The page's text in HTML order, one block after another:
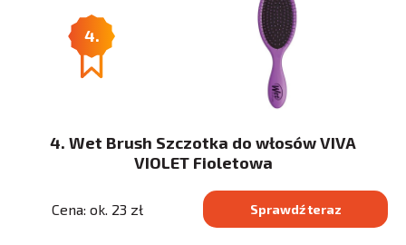
4.
4. Wet Brush Szczotka do włosów VIVA
VIOLET Fioletowa
Cena: ok. 23 zł Sprawdź teraz